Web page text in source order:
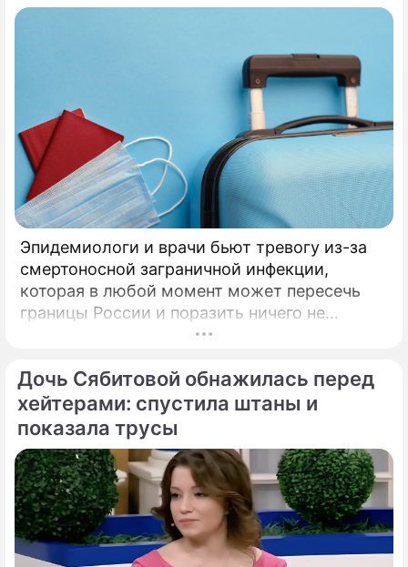
Эпидемиологи и врачи бьют тревогу из-за
смертоносной заграничной инфекции,
которая в любой момент может пересечь
границы России и поразить ничего не
подозревающих граждан. Россию
угрозе: в страну могут завезти неизлечимый
и смертоносный вирус Бурбон.
Дочь Сябитовой обнажилась перед
хейтерами: спустила штаны и
показала трусы